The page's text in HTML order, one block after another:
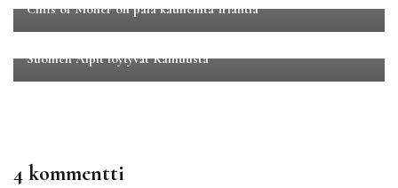
Cliffs of Moher on pala kauneinta Irlantia
Suomen Alpit löytyvät Kainuusta
4 kommentti